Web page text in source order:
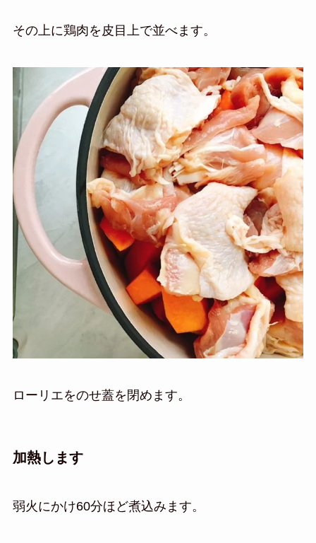
その上に鶏肉を皮目上で並べます。
ローリエをのせ蓋を閉めます。
加熱します
弱火にかけ60分ほど煮込みます。